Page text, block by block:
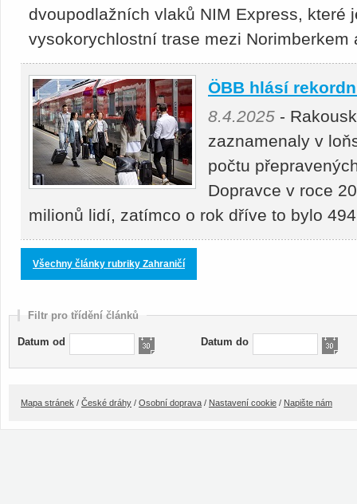
dvoupodlažních vlaků NIM Express, které
vysokorychlostní trase mezi
ÖBB hlásí
8.4.2025 -
zaznamenaly v
počtu
Dopravce v roce
milionů lidí, zatímco o rok dříve to bylo
Všechny články rubriky Zahraničí
Filtr pro třídění článků
Datum od Datum do
Mapa stránek / České dráhy / Osobní doprava / Nastavení cookie / Napište nám